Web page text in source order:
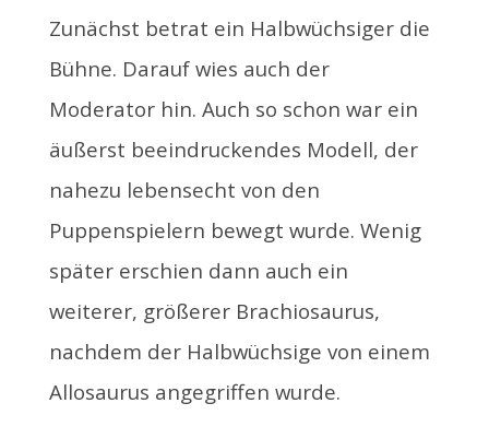
Zunächst betrat ein Halbwüchsiger die
Bühne. Darauf wies auch der
Moderator hin. Auch so schon war ein
äußerst beeindruckendes Modell, der
nahezu lebensecht von den
Puppenspielern bewegt wurde. Wenig
später erschien dann auch ein
weiterer, größerer Brachiosaurus,
nachdem der Halbwüchsige von einem
Allosaurus angegriffen wurde.